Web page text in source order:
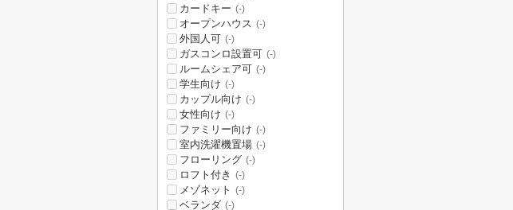
カードキー (-)
オープンハウス (-)
外国人可 (-)
ガスコンロ設置可 (-)
ルームシェア可 (-)
学生向け (-)
カップル向け (-)
女性向け (-)
ファミリー向け (-)
室内洗濯機置場 (-)
フローリング (-)
ロフト付き (-)
メゾネット (-)
ベランダ (-)